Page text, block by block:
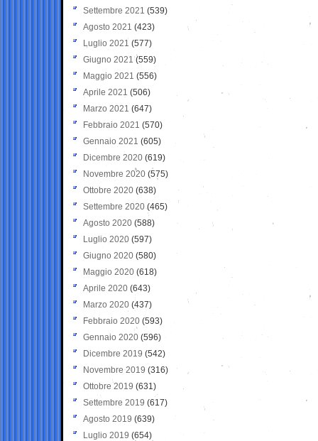
Settembre 2021 (539)
Agosto 2021 (423)
Luglio 2021 (577)
Giugno 2021(559)
Maggio 2021 (556)
Aprile 2021 (506)
Marzo 2021 (647)
Febbraio 2021 (570)
Gennaio 2021 (605)
Dicembre 2020 (619)
Novembre 2020 (575)
Ottobre 2020 (638)
Settembre 2020(465)
Agosto 2020 (588)
Luglio 2020 (597)
Giugno 2020 (580)
Maggio 2020 (618)
Aprile 2020 (643)
Marzo 2020 (437)
Febbraio 2020 (593)
Gennaio 2020 (596)
Dicembre 2019 (542)
Novembre 2019 (316)
Ottobre 2019 (631)
Settembre 2019 (617)
Agosto 2019 (639)
Luglio 2019 (654)